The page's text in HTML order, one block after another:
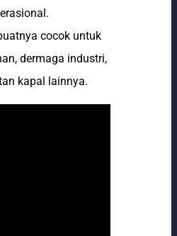
cocok untuk
dermaga industri,
kapal lainnya.